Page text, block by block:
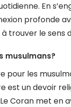
En
profonde
trouver le sens
musulmans?
pour les
est un devoir
Coran met en